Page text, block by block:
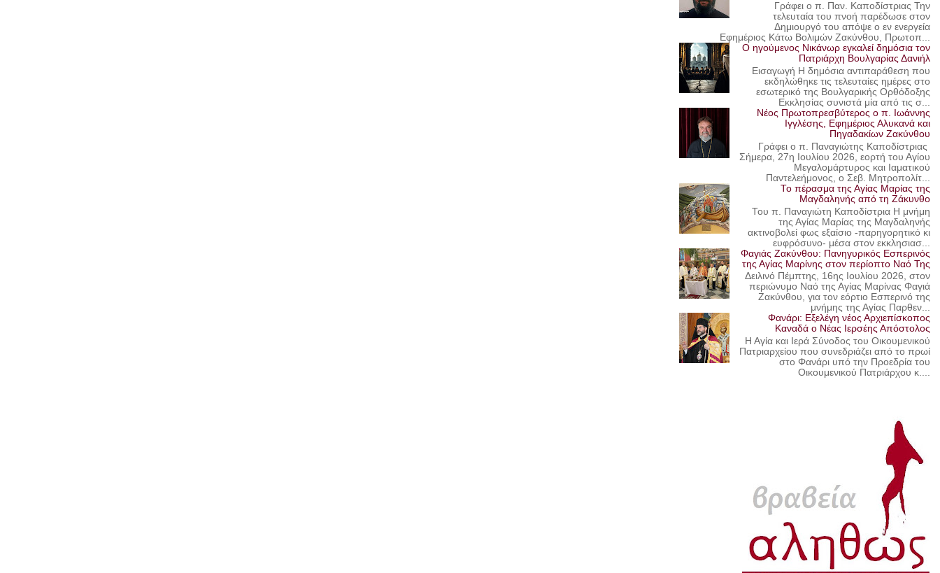
Γράφει ο π. Παν. Καποδίστριας Την
τελευταία του πνοή παρέδωσε στον
Δημιουργό του απόψε ο εν ενεργεία
Εφημέριος Κάτω Βολιμών Ζακύνθου, Πρωτοπ...
Ο ηγούμενος Νικάνωρ εγκαλεί δημόσια τον
Πατριάρχη Βουλγαρίας Δανιήλ
Εισαγωγή Η δημόσια αντιπαράθεση που
εκδηλώθηκε τις τελευταίες ημέρες στο
εσωτερικό της Βουλγαρικής Ορθόδοξης
Εκκλησίας συνιστά μία από τις σ...
Νέος Πρωτοπρεσβύτερος ο π. Ιωάννης
Ιγγλέσης, Εφημέριος Αλυκανά και
Πηγαδακίων Ζακύνθου
Γράφει ο π. Παναγιώτης Καποδίστριας
Σήμερα, 27η Ιουλίου 2026, εορτή του Αγίου
Μεγαλομάρτυρος και Ιαματικού
Παντελεήμονος, ο Σεβ. Μητροπολίτ...
Το πέρασμα της Αγίας Μαρίας της
Μαγδαληνής από τη Ζάκυνθο
Του π. Παναγιώτη Καποδίστρια Η μνήμη
της Αγίας Μαρίας της Μαγδαληνής
ακτινοβολεί φως εξαίσιο -παρηγορητικό κι
ευφρόσυνο- μέσα στον εκκλησιασ...
Φαγιάς Ζακύνθου: Πανηγυρικός Εσπερινός
της Αγίας Μαρίνης στον περίοπτο Ναό Της
Δειλινό Πέμπτης, 16ης Ιουλίου 2026, στον
περιώνυμο Ναό της Αγίας Μαρίνας Φαγιά
Ζακύνθου, για τον εόρτιο Εσπερινό της
μνήμης της Αγίας Παρθεν...
Φανάρι: Εξελέγη νέος Αρχιεπίσκοπος
Καναδά ο Νέας Ιερσέης Απόστολος
Η Αγία και Ιερά Σύνοδος του Οικουμενικού
Πατριαρχείου που συνεδριάζει από το πρωί
στο Φανάρι υπό την Προεδρία του
Οικουμενικού Πατριάρχου κ....